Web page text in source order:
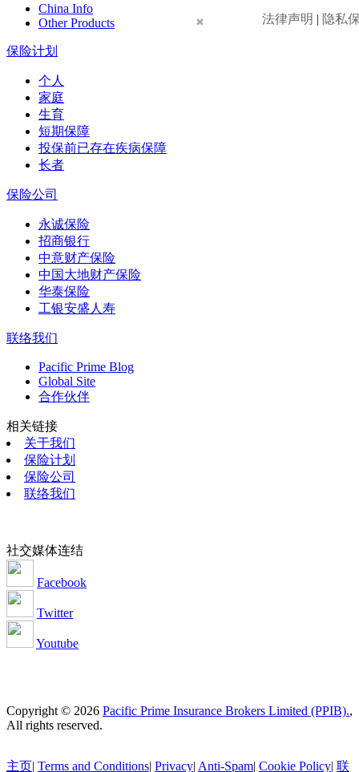
China Info
Other Products
保险计划
个人
家庭
生育
短期保障
投保前已存在疾病保障
长者
保险公司
永诚保险
招商银行
中意财产保险
中国大地财产保险
华泰保险
工银安盛人寿
联络我们
Pacific Prime Blog
Global Site
合作伙伴
相关链接
关于我们
保险计划
保险公司
联络我们
社交媒体连结
Facebook
Twitter
Youtube
Copyright © 2026 Pacific Prime Insurance Brokers Limited (PPIB).,
All rights reserved.
主页| Terms and Conditions| Privacy| Anti-Spam| Cookie Policy| 联
法律声明 | 隐私
✖